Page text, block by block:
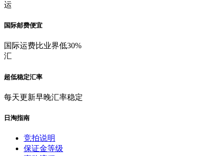
运
国际邮费便宜
国际运费比业界低30%
汇
超低稳定汇率
每天更新早晚汇率稳定
日淘指南
竞拍说明
保证金等级